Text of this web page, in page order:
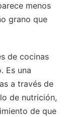
menos
grano que
de cocinas
Es una
a través de
de nutrición,
de que